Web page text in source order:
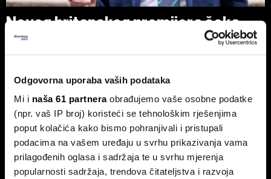
Odgovorna uporaba vaših podataka
Mi i naša 61 partneraobrađujemo vaše osobne podatke
(npr. vaš IP broj) koristeći se tehnološkim rješenjima
poput kolačića kako bismo pohranjivali i pristupali
podacima na vašem uređaju u svrhu prikazivanja vama
prilagođenih oglasa i sadržaja te u svrhu mjerenja
popularnosti sadržaja, trendova čitateljstva i razvoja
Novog britanskog premijera čeka
prazna blagajna - Burnham planira
nacionalizaciju
najizglednijeg nasljednika otvorili su ozbiljna pitanja o